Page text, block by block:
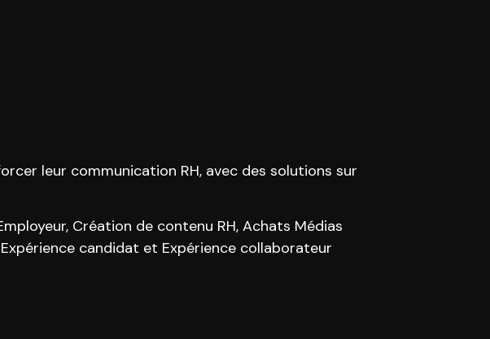
leur communication RH, avec des solutions sur
Création de contenu RH, Achats Médias
candidat et Expérience collaborateur